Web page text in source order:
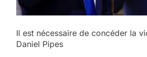
Il est nécessaire de concéder la
Daniel Pipes